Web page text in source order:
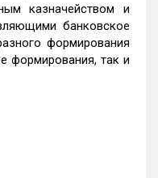
казначейством и
банковское
формирования
формирования, так и